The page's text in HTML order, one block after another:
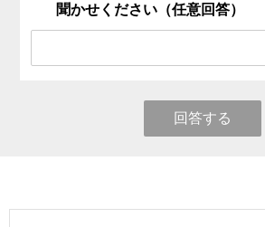
聞かせください（任意回答）
回答する